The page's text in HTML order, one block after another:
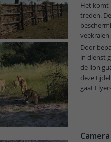
Het komt
treden.
Door
in dienst
de lion
deze
gaat